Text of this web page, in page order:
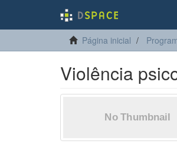
Página inicial
Violência